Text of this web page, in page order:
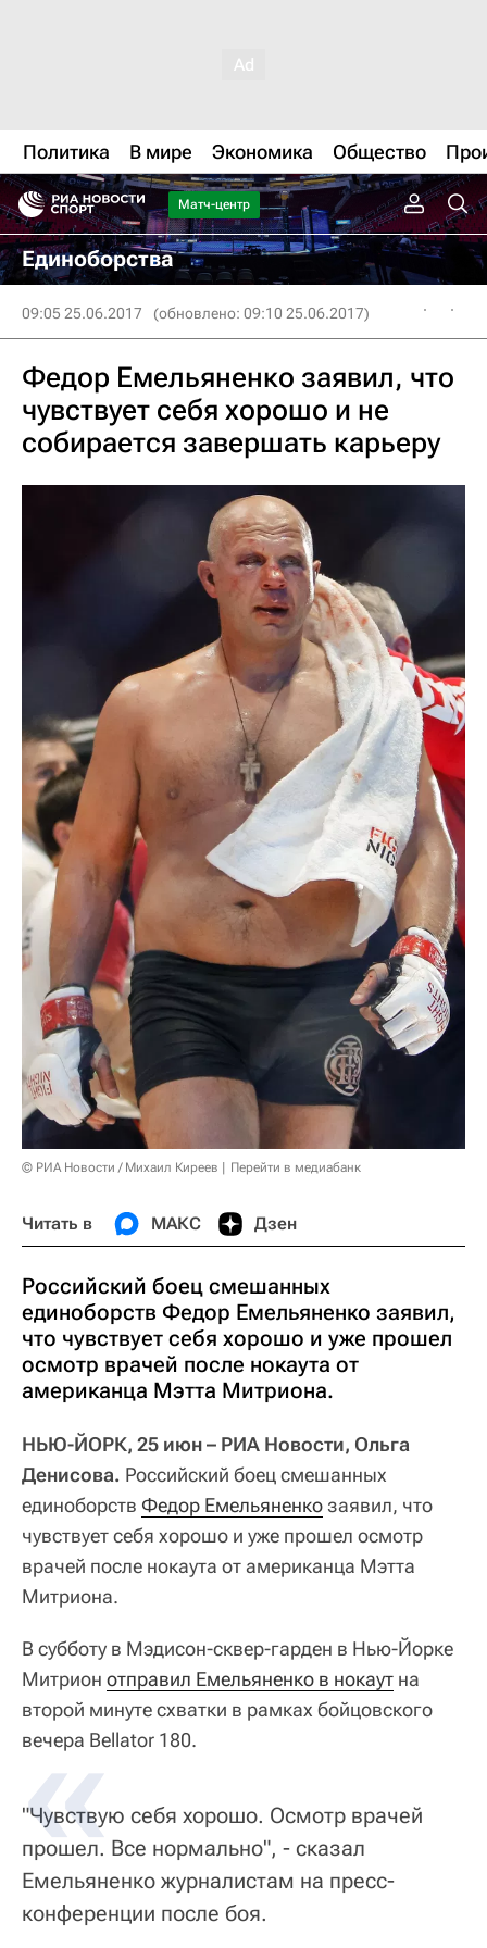
Политика В мире Экономика Общество
Матч-центр
Единоборства
09:05 25.06.2017 (обновлено: 09:10 25.06.2017)
Федор Емельяненко заявил, что
чувствует себя хорошо и не
собирается завершать карьеру
© РИА Новости / Михаил Киреев Перейти в медиабанк
Читать в МАКС Дзен
Российский боец смешанных
единоборств Федор Емельяненко заявил,
что чувствует себя хорошо и уже прошел
осмотр врачей после нокаута от
американца Мэтта Митриона.
НЬЮ-ЙОРК, 25 июн – РИА Новости, Ольга
Денисова. Российский боец смешанных
единоборств Федор Емельяненкозаявил, что
чувствует себя хорошо и уже прошел осмотр
врачей после нокаута от американца Мэтта
Митриона.
В субботу в Мэдисон-сквер-гарден в Нью-Йорке
Митрион отправил Емельяненко в нокаут на
второй минуте схватки в рамках бойцовского
вечера Bellator 180.
"Чувствую себя хорошо. Осмотр врачей
прошел. Все нормально", - сказал
Емельяненко журналистам на пресс-
конференции после боя.